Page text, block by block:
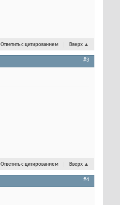
Ответить с цитированием Вверх ▲
#3
Ответить с цитированием Вверх ▲
#4